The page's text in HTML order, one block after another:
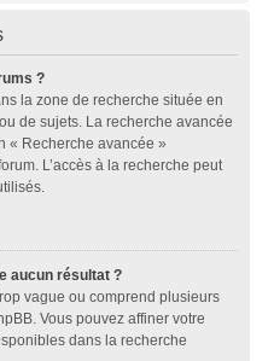
?
la zone de recherche située en
de sujets. La recherche avancée
« Recherche avancée »
L’accès à la recherche peut
aucun résultat ?
vague ou comprend plusieurs
Vous pouvez affiner votre
dans la recherche